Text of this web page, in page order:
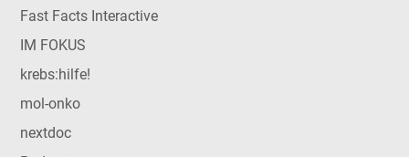
Fast Facts Interactive
IM FOKUS
krebs:hilfe!
mol-onko
nextdoc